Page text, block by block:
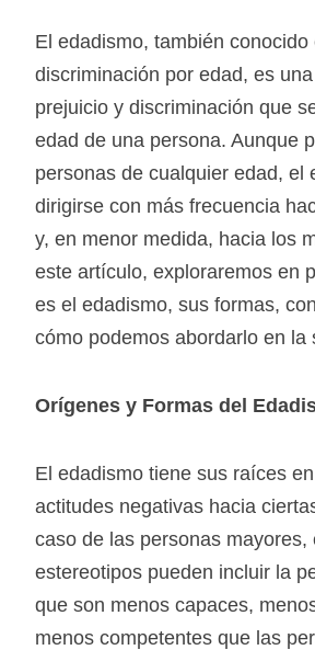
El edadismo, también conocido
discriminación por edad, es
prejuicio y discriminación que
edad de una persona. Aunque
personas de cualquier edad, el
dirigirse con más frecuencia
y, en menor medida, hacia los
este artículo, exploraremos en
es el edadismo, sus formas,
cómo podemos abordarlo en la
Orígenes y Formas del
El edadismo tiene sus raíces
actitudes negativas hacia
caso de las personas mayores,
estereotipos pueden incluir la
que son menos capaces,
menos competentes que las